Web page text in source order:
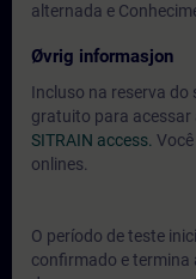
alternada e
Øvrig informasjon
Incluso na reserva do
gratuito para acessar
SITRAIN access.
onlines.
O período de teste
confirmado e